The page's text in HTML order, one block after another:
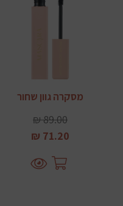
מסקרה גוון שחור
89.00 ₪
71.20 ₪